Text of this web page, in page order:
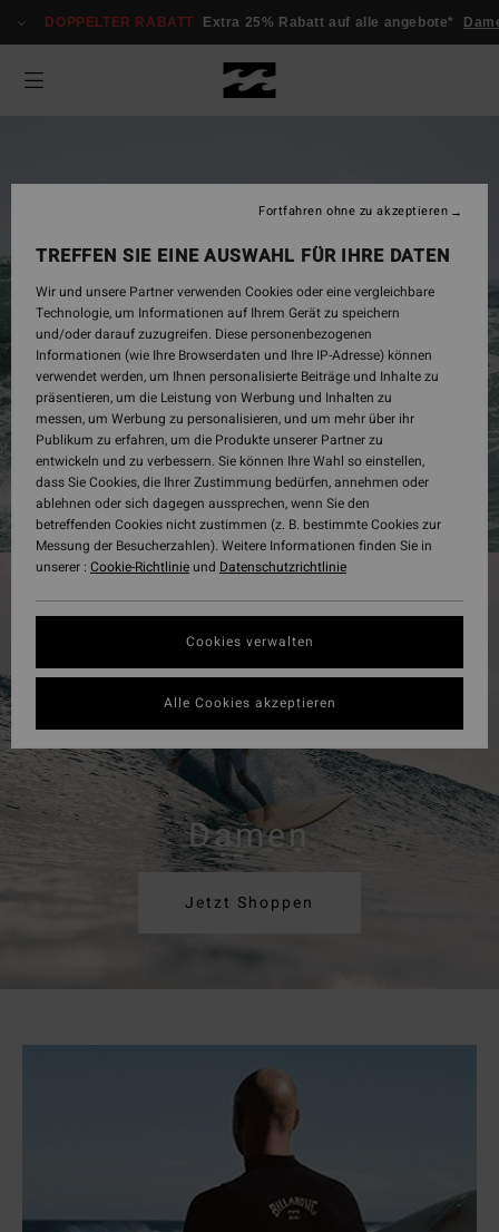
DOPPELTER RABATT Extra 25% Rabatt auf alle angebote*
Herren
Jetzt Shoppen
Damen
Jetzt Shoppen
TREFFEN SIE EINE AUSWAHL FÜR IHRE DATEN
Wir und unsere Partner verwenden Cookies oder eine vergleichbare
Technologie, um Informationen auf Ihrem Gerät zu speichern
und/oder darauf zuzugreifen. Diese personenbezogenen
Informationen (wie Ihre Browserdaten und Ihre IP-Adresse) können
verwendet werden, um Ihnen personalisierte Beiträge und Inhalte zu
präsentieren, um die Leistung von Werbung und Inhalten zu
messen, um Werbung zu personalisieren, und um mehr über ihr
Publikum zu erfahren, um die Produkte unserer Partner zu
entwickeln und zu verbessern. Sie können Ihre Wahl so einstellen,
dass Sie Cookies, die Ihrer Zustimmung bedürfen, annehmen oder
ablehnen oder sich dagegen aussprechen, wenn Sie den
betreffenden Cookies nicht zustimmen (z. B. bestimmte Cookies zur
Messung der Besucherzahlen). Weitere Informationen finden Sie in
unserer : Cookie-Richtlinieund Datenschutzrichtlinie
Cookies verwalten
Fortfahren ohne zu akzeptieren
Alle Cookies akzeptieren